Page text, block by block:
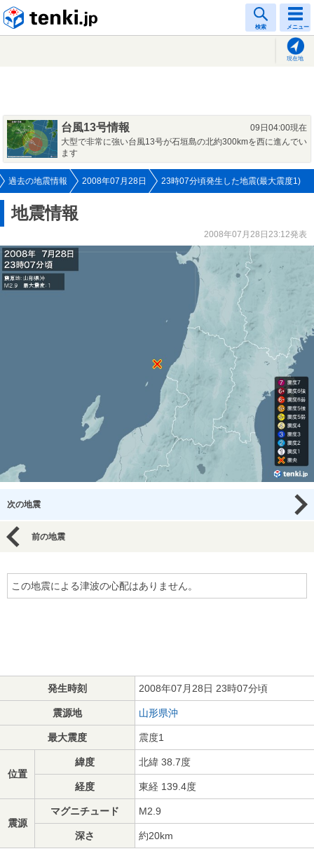
検索 メニュー
現在地
台風13号情報
09日04:00現在
大型で非常に強い台風13号が石垣島の北約300kmを西に進んでい
ます
過去の地震情報 2008年07月28日 23時07分頃発生した地震(最大震度1)
地震情報
2008年07月28日23:12発表
次の地震
前の地震
この地震による津波の心配はありません。
発生時刻 2008年07月28日 23時07分頃
震源地 山形県沖
最大震度 震度1
位置
緯度 北緯 38.7度
経度 東経 139.4度
震源
マグニチュード M2.9
深さ 約20km